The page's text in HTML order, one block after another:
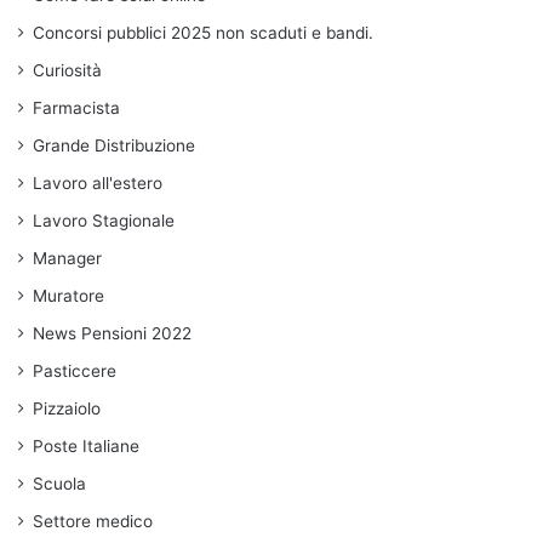
Concorsi pubblici 2025 non scaduti e bandi.
Curiosità
Farmacista
Grande Distribuzione
Lavoro all'estero
Lavoro Stagionale
Manager
Muratore
News Pensioni 2022
Pasticcere
Pizzaiolo
Poste Italiane
Scuola
Settore medico